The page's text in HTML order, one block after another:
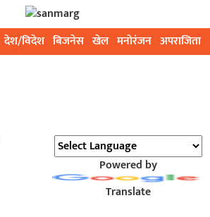
देश/विदेश बिजनेस खेल मनोरंजन अपराजिता
Powered by
Translate